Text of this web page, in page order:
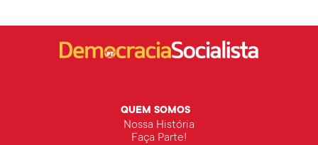
QUEM SOMOS
Nossa História
Faça Parte!